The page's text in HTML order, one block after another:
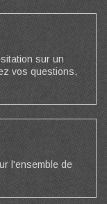
sur un
vos questions,
l'ensemble de